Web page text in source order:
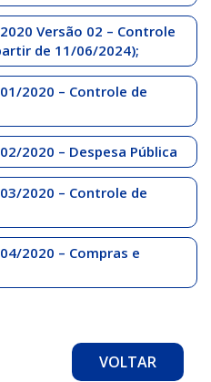
Versão 02 – Controle
de 11/06/2024);
2020 – Controle de
2020 – Despesa Pública
2020 – Controle de
2020 – Compras e
VOLTAR